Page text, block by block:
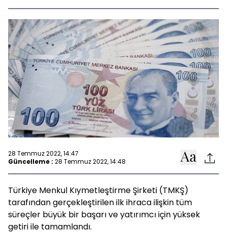
28 Temmuz 2022, 14:47
Güncelleme : 28 Temmuz 2022, 14:48
Türkiye Menkul Kıymetleştirme Şirketi (TMKŞ)
tarafından gerçekleştirilen ilk ihraca ilişkin tüm
süreçler büyük bir başarı ve yatırımcı için yüksek
getiri ile tamamlandı.